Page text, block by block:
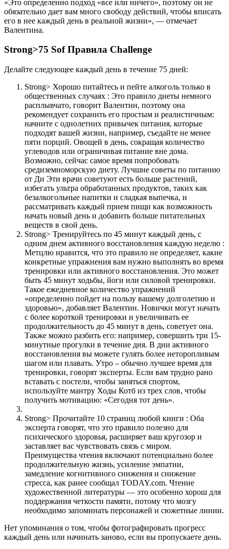
«Это определенно подход «все или ничего», поэтому он не
обязательно дает вам много свободу действий, чтобы вписать
его в нее каждый день в реальной жизни», — отмечает
Валентина.
Strong>75 Sof Правила Challenge
Делайте следующее каждый день в течение 75 дней:
Strong> Хорошо питайтесь и пейте алкоголь только в
общественных случаях : Это правило диеты немного
расплывчато, говорит Валентин, поэтому она
рекомендует сохранить его простым и реалистичным:
начните с однолетних привычек питания, которые
подходят вашей жизни, например, съедайте не менее
пяти порций. Овощей в день, сокращая количество
углеводов или ограничивая питание вне дома.
Возможно, сейчас самое время попробовать
средиземноморскую диету. Лучшие советы по питанию
от Ди Эти врачи советуют есть больше растений,
избегать ультра обработанных продуктов, таких как
безалкогольные напитки и сладкая выпечка, и
рассматривать каждый прием пищи как возможность
начать новый день и добавить больше питательных
веществ в свой день.
Strong> Тренируйтесь по 45 минут каждый день, с
одним днем активного восстановления каждую неделю :
Метцлю нравится, что это правило не определяет, какие
конкретные упражнения вам нужно выполнять во время
тренировки или активного восстановления. Это может
быть 45 минут ходьбы, йоги или силовой тренировки.
Такое ежедневное количество упражнений
«определенно пойдет на пользу вашему долголетию и
здоровью», добавляет Валентин. Новички могут начать
с более короткой тренировки и увеличивать ее
продолжительность до 45 минут в день, советует она.
Также можно разбить его: например, совершить три 15-
минутные прогулки в течение дня. В дни активного
восстановления вы можете гулять более неторопливым
шагом или плавать. Утро – обычно лучшее время для
тренировки, говорят эксперты. Если вам трудно рано
вставать с постели, чтобы заняться спортом,
используйте мантру Ходы Котб из трех слов, чтобы
получить мотивацию: «Сегодня тот день».
Strong> Прочитайте 10 страниц любой книги : Оба
эксперта говорят, что это правило полезно для
психического здоровья, расширяет ваш кругозор и
заставляет вас чувствовать связь с миром.
Преимущества чтения включают потенциально более
продолжительную жизнь, усиление эмпатии,
замедление когнитивного снижения и снижение
стресса, как ранее сообщал TODAY.com. Чтение
художественной литературы — это особенно хорош для
поддержания четкости памяти, потому что мозгу
необходимо запоминать персонажей и сюжетные линии.
Нет упоминания о том, чтобы фотографировать прогресс
каждый день или начинать заново, если вы пропускаете день.